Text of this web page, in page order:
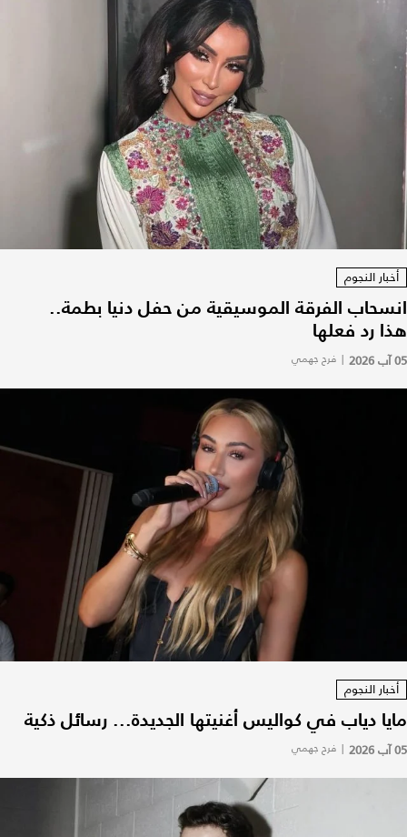
أخبار النجوم
انسحاب الفرقة الموسيقية من حفل دنيا بطمة..
هذا رد فعلها
05 آب 2026 | فرح جهمي
أخبار النجوم
مايا دياب في كواليس أغنيتها الجديدة... رسائل ذكية
05 آب 2026 | فرح جهمي